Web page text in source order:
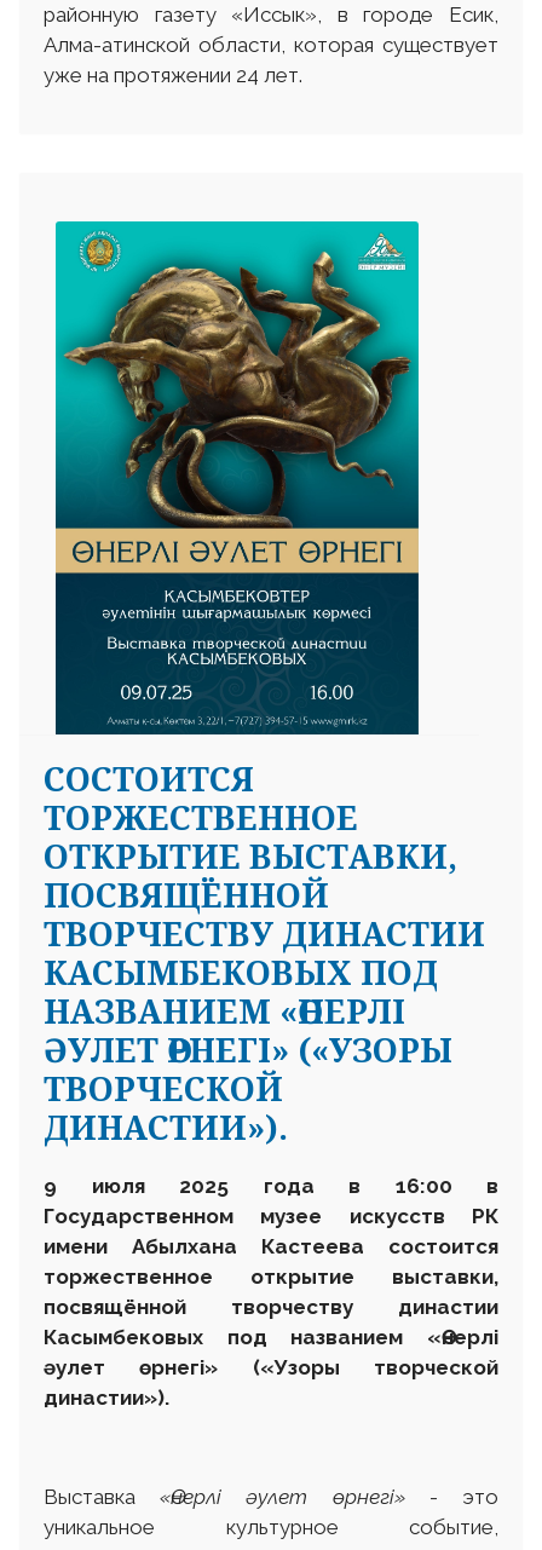
районную газету «Иссык», в городе Есик,
Алма-атинской области, которая существует
уже на протяжении 24 лет.
СОСТОИТСЯ
ТОРЖЕСТВЕННОЕ
ОТКРЫТИЕ ВЫСТАВКИ,
ПОСВЯЩЁННОЙ
ТВОРЧЕСТВУ ДИНАСТИИ
КАСЫМБЕКОВЫХ ПОД
НАЗВАНИЕМ «ӨНЕРЛІ
ӘУЛЕТ ӨРНЕГІ» («УЗОРЫ
ТВОРЧЕСКОЙ
ДИНАСТИИ»).
9 июля 2025 года в 16:00 в
Государственном музее искусств РК
имени Абылхана Кастеева состоится
торжественное открытие выставки,
посвящённой творчеству династии
Касымбековых под названием «Өнерлі
әулет өрнегі» («Узоры творческой
династии»).
Выставка«Өнерлі әулет өрнегі»- это
уникальное культурное событие,